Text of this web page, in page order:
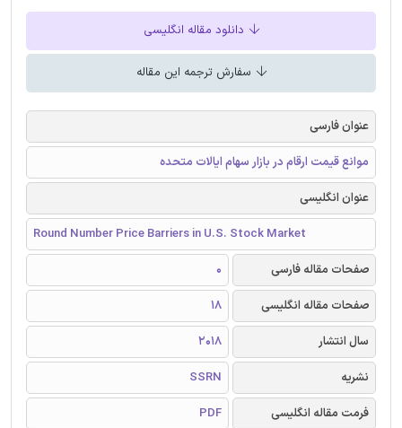
دانلود مقاله انگلیسی
سفارش ترجمه این مقاله
عنوان فارسی
موانع قیمت ارقام در بازار سهام ایالات متحده
عنوان انگلیسی
Round Number Price Barriers in U.S. Stock Market
صفحات مقاله فارسی
0
صفحات مقاله انگلیسی
18
سال انتشار
2018
نشریه
SSRN
فرمت مقاله انگلیسی
PDF